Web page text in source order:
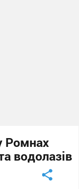
Ромнах
водолазів